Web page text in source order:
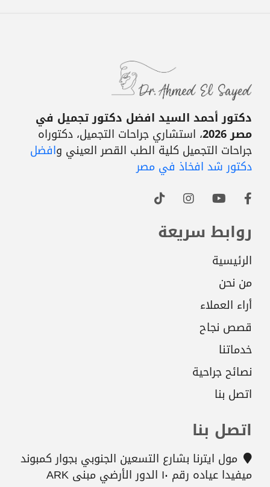
دكتور أحمد السيد افضل دكتور تجميل في
مصر 2026 ، استشاري جراحات التجميل، دكتوراه
جراحات التجميل كلية الطب القصر العيني وافضل
دكتور شد افخاذ في مصر
روابط سريعة
الرئيسية
من نحن
أراء العملاء
قصص نجاح
خدماتنا
نصائح جراحية
اتصل بنا
اتصل بنا
مول ايترنا بشارع التسعين الجنوبي بجوار كمبوند
ميفيدا عياده رقم ١٠ الدور الأرضي مبنى ARK